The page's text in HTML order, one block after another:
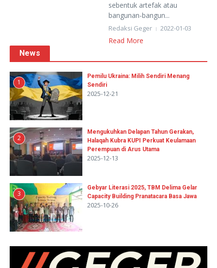
sebentuk artefak atau
bangunan-bangun...
Redaksi Geger 2022-01-03
Read More
News
1
Pemilu Ukraina: Milih Sendiri Menang
Sendiri
2025-12-21
2
Mengukuhkan Delapan Tahun Gerakan,
Halaqah Kubra KUPI Perkuat Keulamaan
Perempuan di Arus Utama
2025-12-13
3
Gebyar Literasi 2025, TBM Delima Gelar
Capacity Building Pranatacara Basa Jawa
2025-10-26